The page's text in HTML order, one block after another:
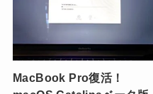
MacBook Pro復活！